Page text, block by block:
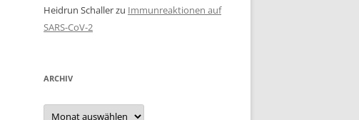
Heidrun Schallerzu Immunreaktionen auf
SARS-CoV-2
ARCHIV
Archiv